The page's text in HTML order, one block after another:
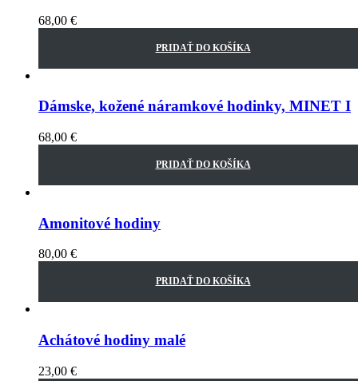
68,00 €
PRIDAŤ DO KOŠÍKA
Dámske, kožené náramkové hodinky, MINET I
68,00 €
PRIDAŤ DO KOŠÍKA
Amonitové hodiny
80,00 €
PRIDAŤ DO KOŠÍKA
Achátové hodiny malé
23,00 €